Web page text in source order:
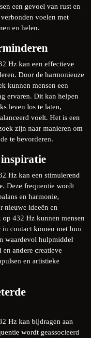
een gevoel van rust en
voelen met
en helen.
Hz kan een effectieve
Door de harmonieuze
kunnen mensen een
ervaren. Dit kan helpen
leven los te laten,
voelt. Het is een
zijn naar manieren om
te bevorderen.
Hz kan een stimulerend
Deze frequentie wordt
en harmonie,
nieuwe ideeën en
432 Hz kunnen mensen
contact komen met hun
waardevol hulpmiddel
andere creatieve
en artistieke
Hz kan bijdragen aan
wordt geassocieerd